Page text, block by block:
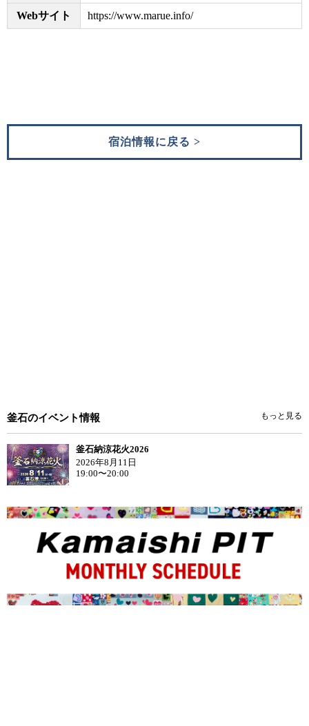
Webサイト https://www.marue.info/
宿泊情報に戻る >
釜石のイベント情報 もっと見る
釜石納涼花火2026
2026年8月11日
19:00〜20:00